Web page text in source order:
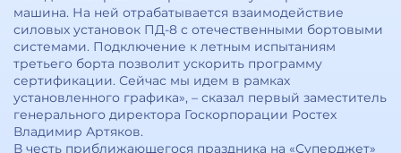
машина. На ней отрабатывается взаимодействие
силовых установок ПД-8 с отечественными бортовыми
системами. Подключение к летным испытаниям
третьего борта позволит ускорить программу
сертификации. Сейчас мы идем в рамках
установленного графика», – сказал первый заместитель
генерального директора Госкорпорации Ростех
Владимир Артяков.
В честь приближающегося праздника на «Суперджет»